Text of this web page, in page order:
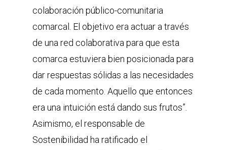
colaboración público-comunitaria
comarcal. El objetivo era actuar a través
de una red colaborativa para que esta
comarca estuviera bien posicionada para
dar respuestas sólidas a las necesidades
de cada momento. Aquello que entonces
era una intuición está dando sus frutos”.
Asimismo, el responsable de
Sostenibilidad ha ratificado el